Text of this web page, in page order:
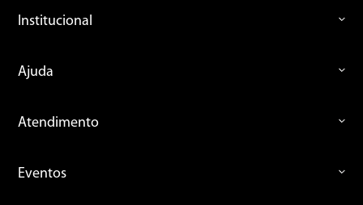
Institucional
Ajuda
Atendimento
Eventos